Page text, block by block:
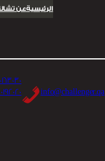
الرئيسيةعن
info@challenger.qa